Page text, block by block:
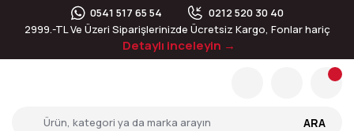
0541 517 65 54
0212 520 30 40
2999.-TL Ve Üzeri Siparişlerinizde Ücretsiz Kargo, Fonlar hariç
Detaylı inceleyin →
ARA